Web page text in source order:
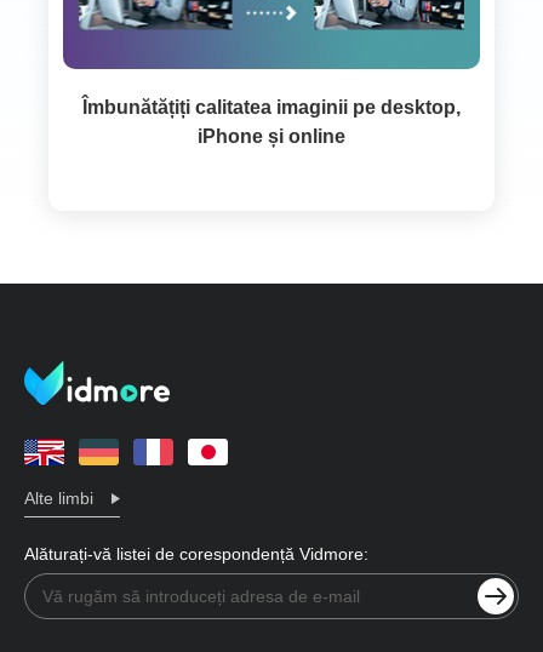
Îmbunătățiți calitatea imaginii pe desktop,
iPhone și online
Alte limbi
Alăturați-vă listei de corespondență Vidmore: